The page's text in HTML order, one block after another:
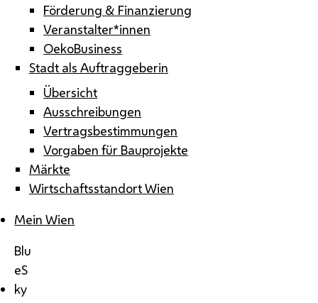
Förderung & Finanzierung
Veranstalter*innen
OekoBusiness
Stadt als Auftraggeberin
Übersicht
Ausschreibungen
Vertragsbestimmungen
Vorgaben für Bauprojekte
Märkte
Wirtschaftsstandort Wien
Mein Wien
Blu
eS
ky